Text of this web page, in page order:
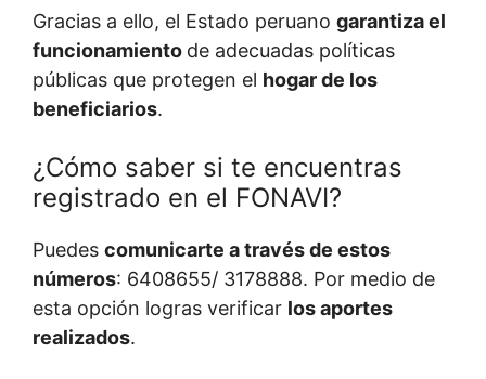
Gracias a ello, el Estado peruano garantiza el
funcionamiento de adecuadas políticas
públicas que protegen el hogar de los
beneficiarios.
¿Cómo saber si te encuentras
registrado en el FONAVI?
Puedes comunicarte a través de estos
números: 6408655/ 3178888. Por medio de
esta opción logras verificar los aportes
realizados.